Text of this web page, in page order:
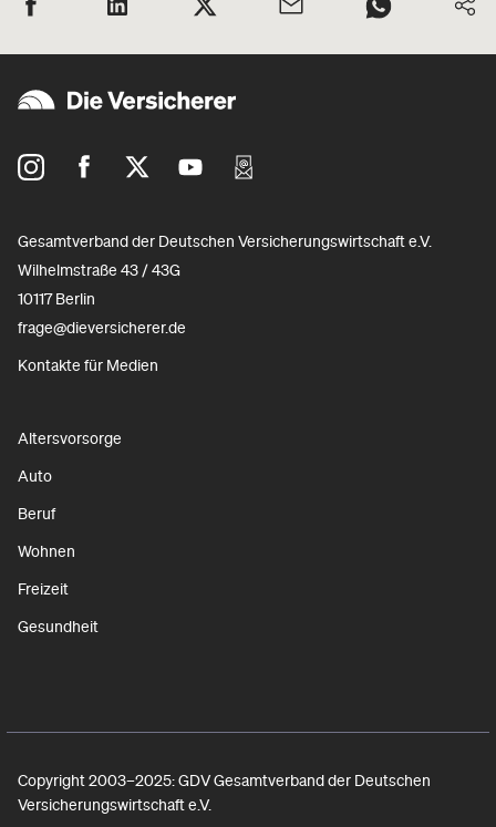
Gesamtverband der Deutschen Versicherungswirtschaft e.V.
Wilhelmstraße 43 / 43G
10117 Berlin
frage@dieversicherer.de
Kontakte für Medien
Altersvorsorge
Auto
Beruf
Wohnen
Freizeit
Gesundheit
Copyright 2003–2025: GDV Gesamtverband der Deutschen
Versicherungswirtschaft e.V.